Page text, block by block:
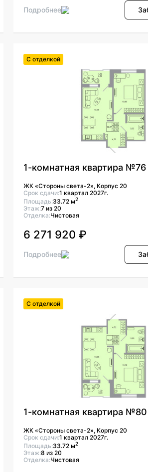
Подробнее
С отделкой
1-комнатная квартира №76
ЖК «Стороны света-2», Корпус 20
Срок сдачи:1 квартал 2027г.
Площадь:33.72 м2
Этаж:7 из 20
Отделка:Чистовая
6 271 920 ₽
Подробнее
С отделкой
1-комнатная квартира №80
ЖК «Стороны света-2», Корпус 20
Срок сдачи:1 квартал 2027г.
Площадь:33.72 м2
Этаж:8 из 20
Отделка:Чистовая